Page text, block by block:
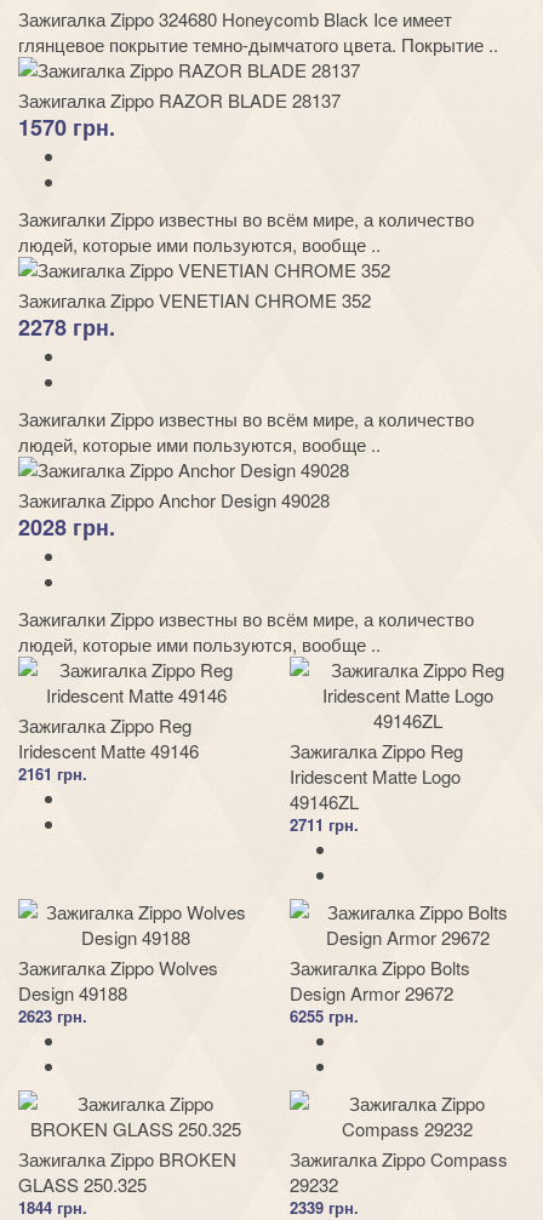
Зажигалка Zippo 324680 Honeycomb Black Ice имеет
глянцевое покрытие темно-дымчатого цвета. Покрытие ..
Зажигалка Zippo RAZOR BLADE 28137
1570 грн.
Зажигалки Zippo известны во всём мире, а количество
людей, которые ими пользуются, вообще ..
Зажигалка Zippo VENETIAN CHROME 352
2278 грн.
Зажигалки Zippo известны во всём мире, а количество
людей, которые ими пользуются, вообще ..
Зажигалка Zippo Anchor Design 49028
2028 грн.
Зажигалки Zippo известны во всём мире, а количество
людей, которые ими пользуются, вообще ..
Зажигалка Zippo Reg
Iridescent Matte 49146
2161 грн.
Зажигалка Zippo Reg
Iridescent Matte Logo
49146ZL
2711 грн.
Зажигалка Zippo Wolves
Design 49188
2623 грн.
Зажигалка Zippo Bolts
Design Armor 29672
6255 грн.
Зажигалка Zippo BROKEN
GLASS 250.325
1844 грн.
Зажигалка Zippo Compass
29232
2339 грн.